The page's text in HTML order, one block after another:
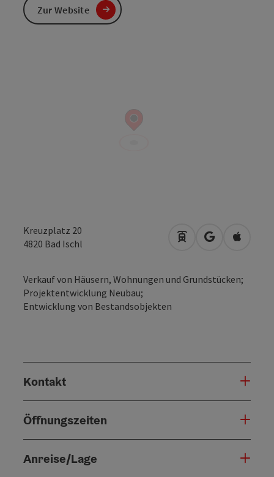
Kreuzplatz 20
4820 Bad Ischl Anreise mit
in Google
in
Verkauf von Häusern, Wohnungen und Grundstücken;
Projektentwicklung Neubau;
Entwicklung von Bestandsobjekten
Kontakt
Öffnungszeiten
Anreise/Lage
Zur Website